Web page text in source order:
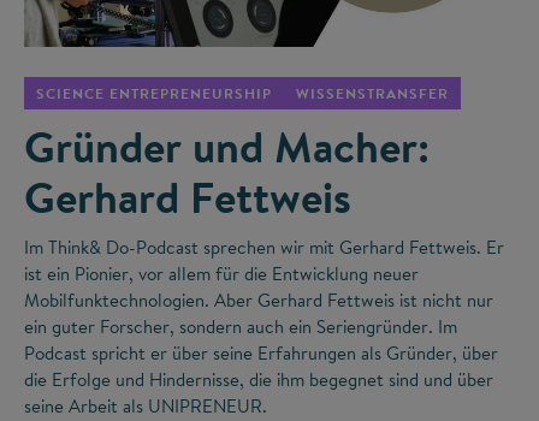
SCIENCE ENTREPRENEURSHIP WISSENSTRANSFER
Gründer und Macher:
Gerhard Fettweis
Im Think& Do-Podcast sprechen wir mit Gerhard Fettweis. Er
ist ein Pionier, vor allem für die Entwicklung neuer
Mobilfunktechnologien. Aber Gerhard Fettweis ist nicht nur
ein guter Forscher, sondern auch ein Seriengründer. Im
Podcast spricht er über seine Erfahrungen als Gründer, über
die Erfolge und Hindernisse, die ihm begegnet sind und über
seine Arbeit als UNIPRENEUR.